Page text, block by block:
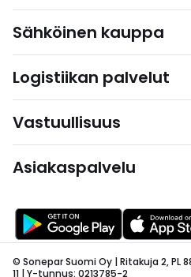
Sähköinen kauppa
Logistiikan palvelut
Vastuullisuus
Asiakaspalvelu
© Sonepar Suomi Oy | Ritakuja 2, PL
11 | Y-tunnus: 0213785-2